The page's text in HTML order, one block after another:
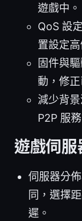
遊戲中。
QoS 設
置設定高
固件與
動，修正
減少背
P2P 服
遊戲伺
伺服器分
同，選擇
遲。